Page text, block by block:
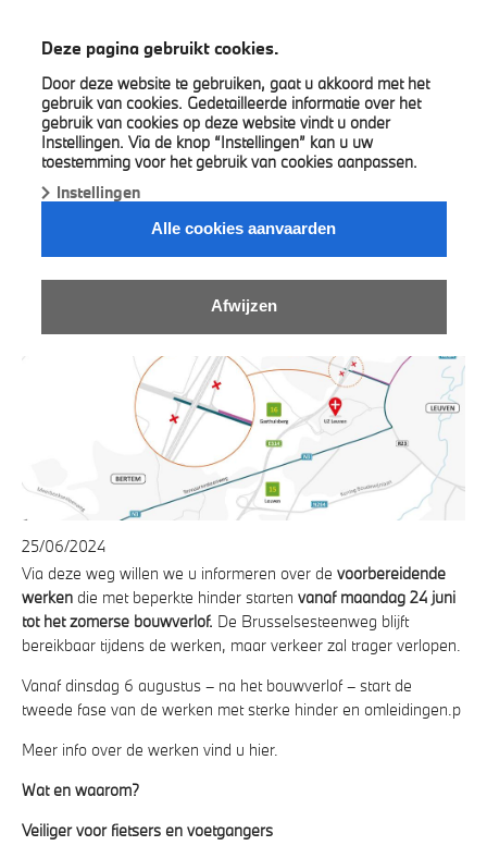
Deze pagina gebruikt cookies.
Door deze website te gebruiken, gaat u akkoord met het
gebruik van cookies. Gedetailleerde informatie over het
gebruik van cookies op deze website vindt u onder
Instellingen. Via de knop “Instellingen” kan u uw
toestemming voor het gebruik van cookies aanpassen.
Instellingen
Alle cookies aanvaarden
Afwijzen
OPGELET WEGENWERKEN
25/06/2024
Via deze weg willen we u informeren over de voorbereidende
werken die met beperkte hinder starten vanaf maandag 24 juni
tot het zomerse bouwverlof. De Brusselsesteenweg blijft
bereikbaar tijdens de werken, maar verkeer zal trager verlopen.
Vanaf dinsdag 6 augustus – na het bouwverlof – start de
tweede fase van de werken met sterke hinder en omleidingen.p
Meer info over de werken vind u hier.
Wat en waarom?
Veiliger voor fietsers en voetgangers